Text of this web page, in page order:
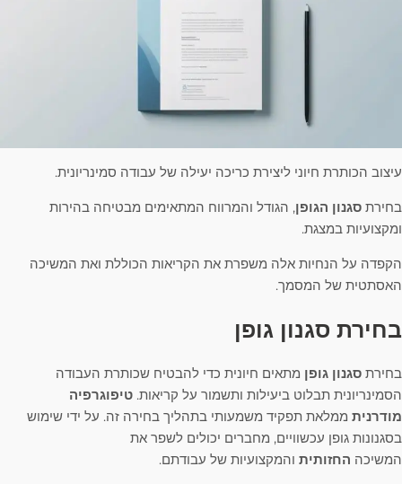
עיצוב הכותרת חיוני ליצירת כריכה יעילה של עבודה סמינריונית.
בחירת סגנון הגופן, הגודל והמרווח המתאימים מבטיחה בהירות
ומקצועיות במצגת.
הקפדה על הנחיות אלה משפרת את הקריאות הכוללת ואת המשיכה
האסתטית של המסמך.
בחירת סגנון גופן
בחירת סגנון גופן מתאים חיונית כדי להבטיח שכותרת העבודה
הסמינריונית תבלוט ביעילות ותשמור על קריאות. טיפוגרפיה
מודרנית ממלאת תפקיד משמעותי בתהליך בחירה זה. על ידי שימוש
בסגנונות גופן עכשוויים, מחברים יכולים לשפר את
המשיכה החזותית והמקצועיות של עבודתם.